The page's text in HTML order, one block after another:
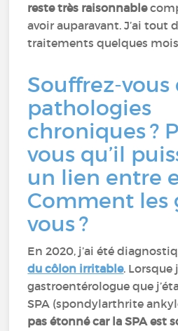
reste très raisonnable
avoir auparavant. J’ai tout
traitements quelques
Souffrez-vous
pathologies
chroniques ?
vous qu’il
un lien entre
Comment les
vous ?
En 2020, j’ai été
du côlon irritable. Lorsque
gastroentérologue que
SPA (spondylarthrite
pas étonné car la SPA est